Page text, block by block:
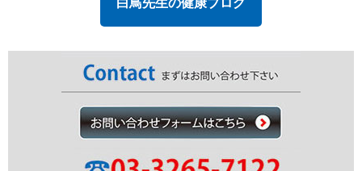
白鳥先生の健康ブログ